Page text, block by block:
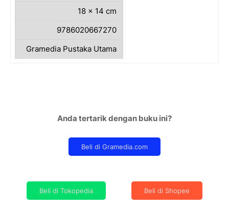
18 x 14 cm
9786020667270
Gramedia Pustaka Utama
Anda tertarik dengan buku ini?